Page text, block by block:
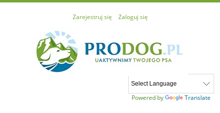
Zarejestruj się Zaloguj się
Powered by Translate